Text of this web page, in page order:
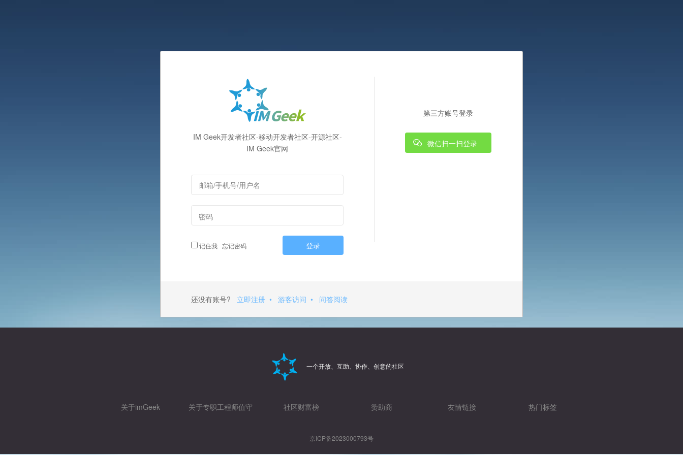
IM Geek开发者社区-移动开发者社区-开源社区-
IM Geek官网
密码
登录
记住我 忘记密码
第三方账号登录
微信扫一扫登录
还没有账号? 立即注册 • 游客访问 • 问答阅读
一个开放、互助、协作、创意的社区
关于imGeek 关于专职工程师值守 社区财富榜 赞助商 友情链接 热门标签
京ICP备2023000793号